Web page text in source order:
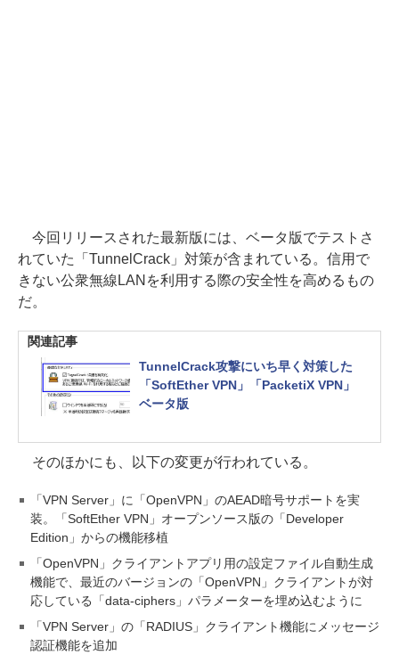
今回リリースされた最新版には、ベータ版でテストさ
れていた「TunnelCrack」対策が含まれている。信用で
きない公衆無線LANを利用する際の安全性を高めるもの
だ。
関連記事
TunnelCrack攻撃にいち早く対策した
「SoftEther VPN」「PacketiX VPN」
ベータ版
そのほかにも、以下の変更が行われている。
「VPN Server」に「OpenVPN」のAEAD暗号サポートを実
装。「SoftEther VPN」オープンソース版の「Developer
Edition」からの機能移植
「OpenVPN」クライアントアプリ用の設定ファイル自動生成
機能で、最近のバージョンの「OpenVPN」クライアントが対
応している「data-ciphers」パラメーターを埋め込むように
「VPN Server」の「RADIUS」クライアント機能にメッセージ
認証機能を追加